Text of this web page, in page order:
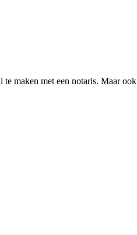
maken met een notaris. Maar